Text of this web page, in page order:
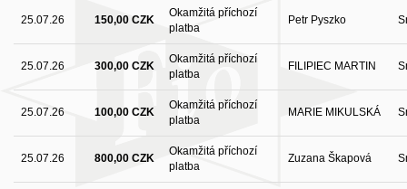
25.07.26 150,00 CZK
Okamžitá příchozí
platba
Petr Pyszko
25.07.26 300,00 CZK
Okamžitá příchozí
platba
FILIPIEC MARTIN
25.07.26 100,00 CZK
Okamžitá příchozí
platba
MARIE MIKULSKÁ
25.07.26 800,00 CZK
Okamžitá příchozí
platba
Zuzana Škapová